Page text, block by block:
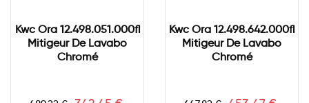
Kwc Ora 12.498.051.000fl
Mitigeur De Lavabo
Chromé
Kwc Ora 12.498.642.000fl
Mitigeur De Lavabo
Chromé